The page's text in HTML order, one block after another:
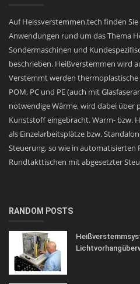
Auf Heissverstemmen.tech finden Sie
Anwendungen rund um das Thema
Sondermaschinen und
beschrieben. Heißverstemmen wird
Verstemmt werden thermoplastische
POM, PC und PE (auch mit
notwendige Wärme, wird dabei über
Kunststoff eingebracht. Warm- bzw.
als Einzelarbeitsplätze bzw.
Steuerung, so wie in automatisierten
Rundtakttischen mit abgesetzter
RANDOM POSTS